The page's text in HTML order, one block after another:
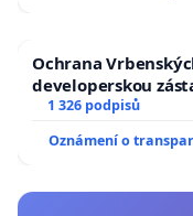
Ochrana
developerskou
1 326 podpisů
Oznámení o